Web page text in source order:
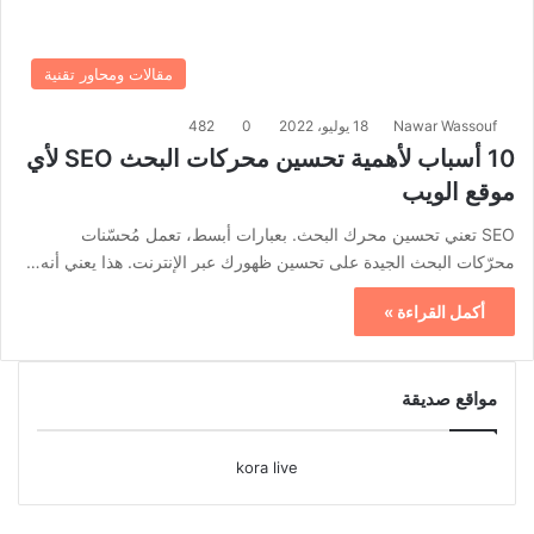
مقالات ومحاور تقنية
Nawar Wassouf 18 يوليو، 2022 0
482
10 أسباب لأهمية تحسين محركات البحث SEO لأي
موقع الويب
SEO تعني تحسين محرك البحث. بعبارات أبسط، تعمل مُحسّنات
محرّكات البحث الجيدة على تحسين ظهورك عبر الإنترنت. هذا يعني أنه…
أكمل القراءة »
مواقع صديقة
kora live